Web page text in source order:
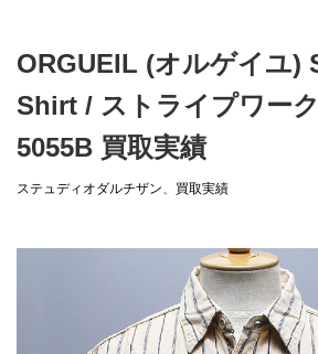
ORGUEIL (オルゲイユ)
Shirt / ストライプワー
5055B 買取実績
ステュディオダルチザン、 買取実績